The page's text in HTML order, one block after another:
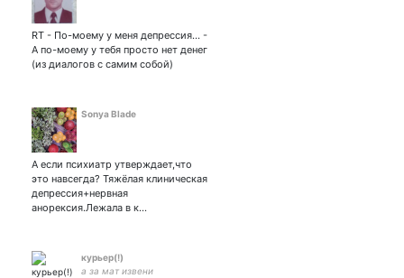
RT - По-моему у меня депрессия... -
А по-моему у тебя просто нет денег
(из диалогов с самим собой)
Sonya Blade
А если психиатр утверждает,что
это навсегда? Тяжёлая клиническая
депрессия+нервная
анорексия.Лежала в к…
курьер(!)
а за мат извени